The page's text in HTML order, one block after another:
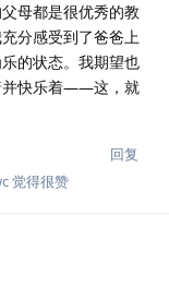
母都是很优秀的教
分感受到了爸爸上
的状态。我期望也
并快乐着——这，就
回复
觉得很赞